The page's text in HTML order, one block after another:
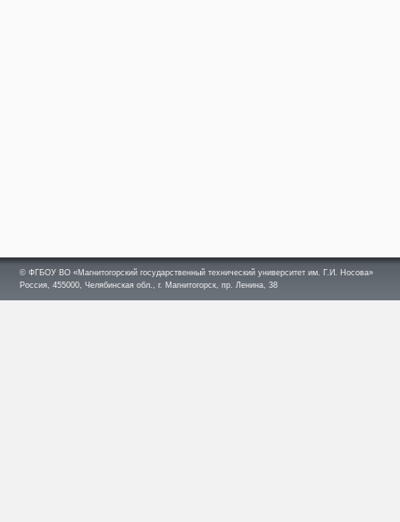
© ФГБОУ ВО «Магнитогорский государственный технический университет им. Г.И. Носова»
Россия, 455000, Челябинская обл., г. Магнитогорск, пр. Ленина, 38